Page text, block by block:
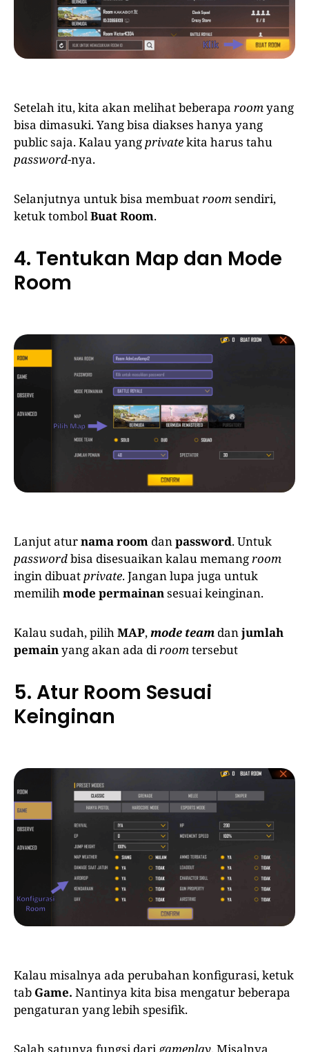
Setelah itu, kita akan melihat beberapa roomyang
bisa dimasuki. Yang bisa diakses hanya yang
public saja. Kalau yangprivatekita harus tahu
password-nya.
Selanjutnya untuk bisa membuatroomsendiri,
ketuk tombolBuat Room.
4. Tentukan Map dan Mode
Room
Lanjut aturnama room danpassword. Untuk
passwordbisa disesuaikan kalau memangroom
ingin dibuatprivate. Jangan lupa juga untuk
memilihmode permainansesuai keinginan.
Kalau sudah, pilihMAP,mode team danjumlah
pemainyang akan ada diroomtersebut
5. Atur Room Sesuai
Keinginan
Kalau misalnya ada perubahan konfigurasi, ketuk
tab Game. Nantinya kita bisa mengatur beberapa
pengaturan yang lebih spesifik.
Salah satunya fungsi darigameplay. Misalnya